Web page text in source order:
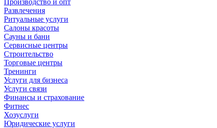
Производство и опт
Развлечения
Ритуальные услуги
Салоны красоты
Сауны и бани
Сервисные центры
Строительство
Торговые центры
Тренинги
Услуги для бизнеса
Услуги связи
Финансы и страхование
Фитнес
Хозуслуги
Юридические услуги